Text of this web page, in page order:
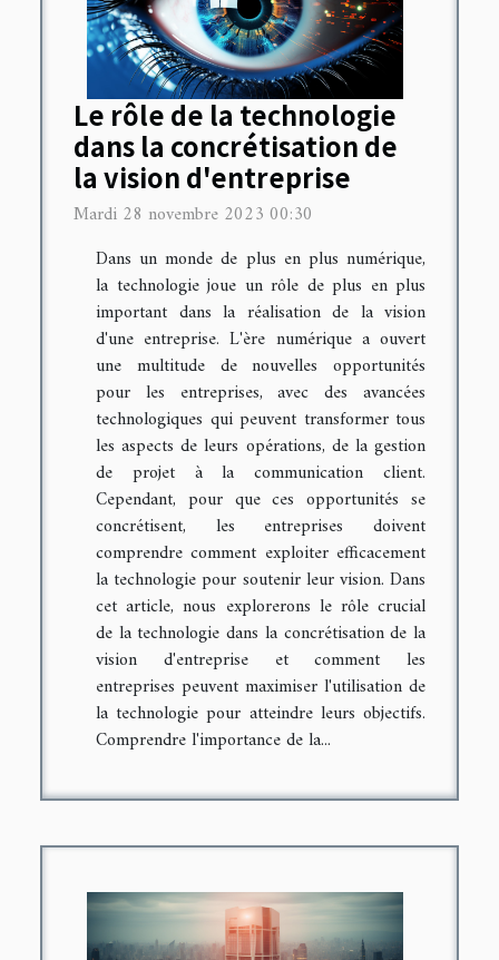
Le rôle de la technologie
dans la concrétisation de
la vision d'entreprise
Mardi 28 novembre 2023 00:30
Dans un monde de plus en plus numérique,
la technologie joue un rôle de plus en plus
important dans la réalisation de la vision
d'une entreprise. L'ère numérique a ouvert
une multitude de nouvelles opportunités
pour les entreprises, avec des avancées
technologiques qui peuvent transformer tous
les aspects de leurs opérations, de la gestion
de projet à la communication client.
Cependant, pour que ces opportunités se
concrétisent, les entreprises doivent
comprendre comment exploiter efficacement
la technologie pour soutenir leur vision. Dans
cet article, nous explorerons le rôle crucial
de la technologie dans la concrétisation de la
vision d'entreprise et comment les
entreprises peuvent maximiser l'utilisation de
la technologie pour atteindre leurs objectifs.
Comprendre l'importance de la...